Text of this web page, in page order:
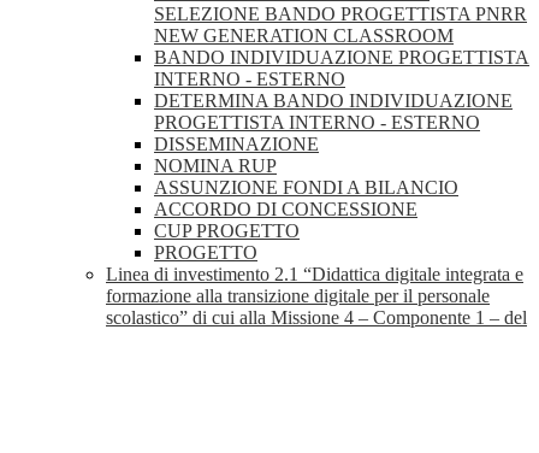
SELEZIONE BANDO PROGETTISTA PNRR
NEW GENERATION CLASSROOM
BANDO INDIVIDUAZIONE PROGETTISTA
INTERNO - ESTERNO
DETERMINA BANDO INDIVIDUAZIONE
PROGETTISTA INTERNO - ESTERNO
DISSEMINAZIONE
NOMINA RUP
ASSUNZIONE FONDI A BILANCIO
ACCORDO DI CONCESSIONE
CUP PROGETTO
PROGETTO
Linea di investimento 2.1 “Didattica digitale integrata e
formazione alla transizione digitale per il personale
scolastico” di cui alla Missione 4 – Componente 1 – del